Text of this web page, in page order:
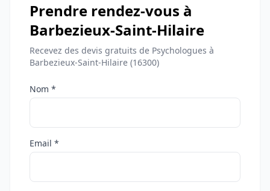
Prendre rendez-vous à
Barbezieux-Saint-Hilaire
Recevez des devis gratuits de Psychologues à
Barbezieux-Saint-Hilaire (16300)
Nom *
Email *